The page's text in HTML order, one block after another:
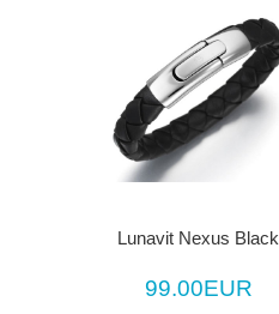
Lunavit Nexus Black
99.00EUR